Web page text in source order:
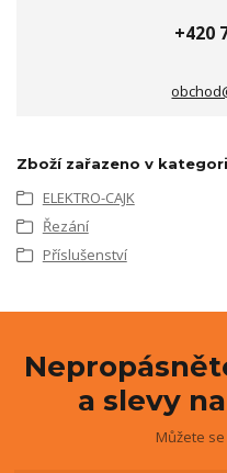
+420
Zboží zařazeno v
ELEKTRO-CAJK
Řezání
Příslušenství
a slevy
Můžete